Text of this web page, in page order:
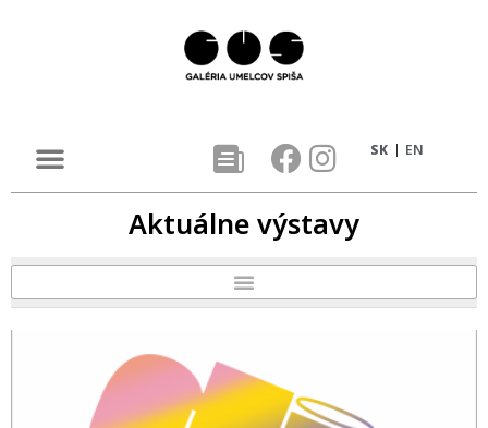
SK EN
Aktuálne výstavy